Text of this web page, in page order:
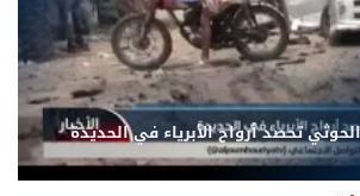
تحصد أرواح الأبرياء في الحديدة